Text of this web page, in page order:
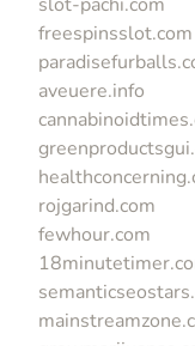
freespinsslot.com
aveuere.info
rojgarind.com
fewhour.com